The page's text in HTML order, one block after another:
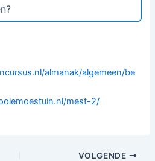
almanak/algemeen/be
mest-2/
VOLGENDE